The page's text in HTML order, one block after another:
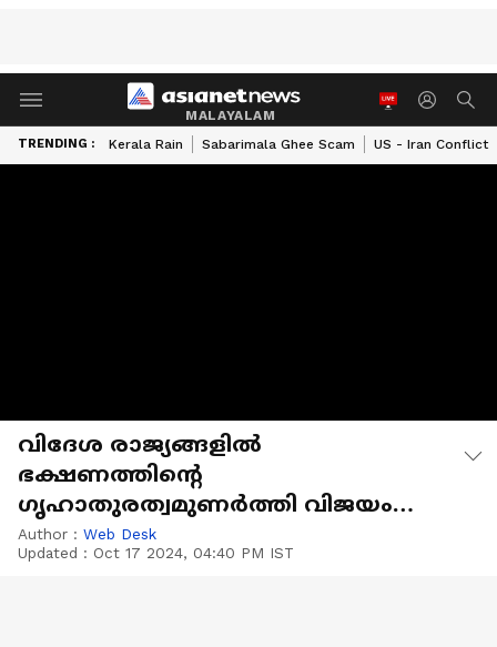
MALAYALAM
TRENDING : Kerala Rain Sabarimala Ghee Scam US - Iran Conflict
വിദേശ രാജ്യങ്ങളിൽ
ഭക്ഷണത്തിന്റെ
ഗൃഹാതുരത്വമുണർത്തി വിജയം
കൊയ്‌ത് 'ഫ്ളേവർ നെസ്റ്റ്'
Author : Web Desk
Updated : Oct 17 2024, 04:40 PM IST